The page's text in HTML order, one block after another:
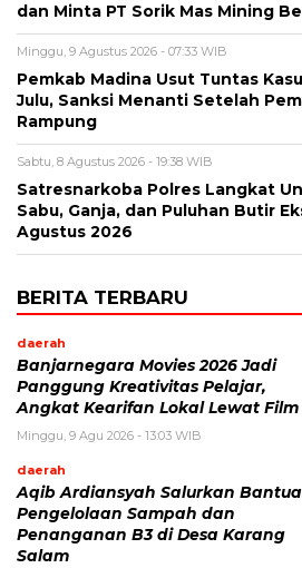
dan Minta PT Sorik Mas Mining
Minggu, 9 Agustus 2026 - 07:33 WIB
Pemkab Madina Usut Tuntas
Julu, Sanksi Menanti Setelah
Rampung
Sabtu, 8 Agustus 2026 - 19:38 WIB
Satresnarkoba Polres Langkat
Sabu, Ganja, dan Puluhan Butir
Agustus 2026
BERITA TERBARU
daerah
Banjarnegara Movies 2026 Jadi
Panggung Kreativitas Pelajar,
Angkat Kearifan Lokal Lewat Film
Minggu, 9 Agu 2026 - 13:03 WIB
daerah
Aqib Ardiansyah Salurkan
Pengelolaan Sampah dan
Penanganan B3 di Desa Karang
Salam